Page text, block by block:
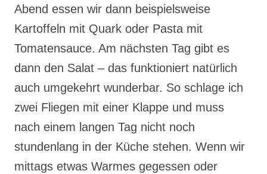
Abend essen wir dann beispielsweise
Kartoffeln mit Quark oder Pasta mit
Tomatensauce. Am nächsten Tag gibt es
dann den Salat – das funktioniert natürlich
auch umgekehrt wunderbar. So schlage ich
zwei Fliegen mit einer Klappe und muss
nach einem langen Tag nicht noch
stundenlang in der Küche stehen. Wenn wir
mittags etwas Warmes gegessen oder